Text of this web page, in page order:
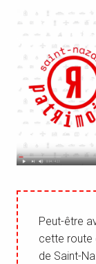
Peut-être
cette route
de Saint-